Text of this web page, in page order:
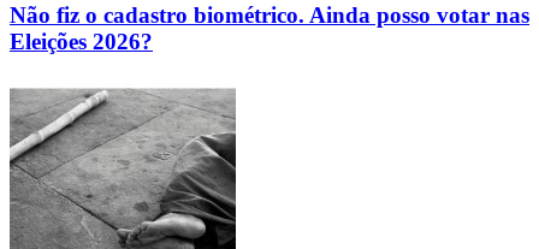
Não fiz o cadastro biométrico. Ainda posso votar nas
Eleições 2026?